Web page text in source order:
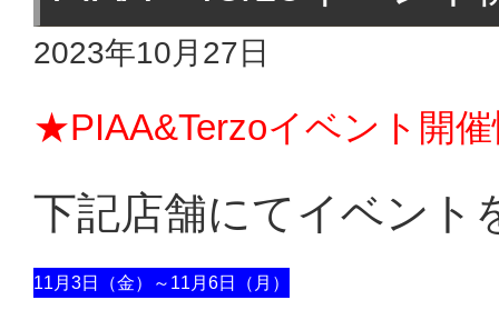
2023年10月27日
★PIAA&Terzoイベント開
下記店舗にてイベント
11月3日（金）～11月6日（月）